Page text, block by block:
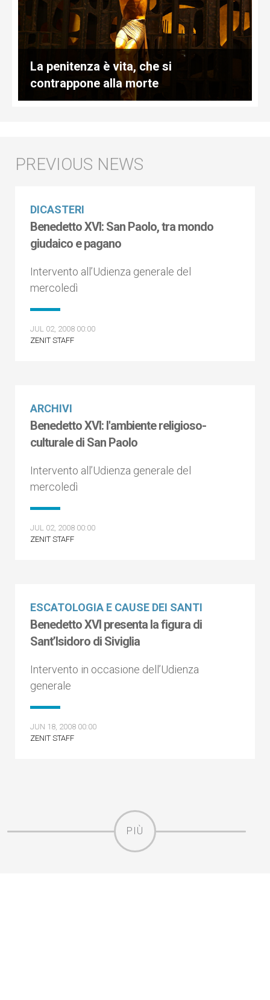
La penitenza è vita, che si
contrappone alla morte
DICASTERI
Benedetto XVI: San Paolo, tra mondo
giudaico e pagano
Intervento all’Udienza generale del
mercoledì
JUL 02, 2008 00:00
ZENIT STAFF
ARCHIVI
Benedetto XVI: l'ambiente religioso-
culturale di San Paolo
Intervento all’Udienza generale del
mercoledì
JUL 02, 2008 00:00
ZENIT STAFF
ESCATOLOGIA E CAUSE DEI SANTI
Benedetto XVI presenta la figura di
Sant’Isidoro di Siviglia
Intervento in occasione dell’Udienza
generale
JUN 18, 2008 00:00
ZENIT STAFF
PIÙ